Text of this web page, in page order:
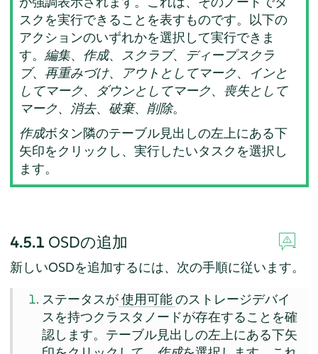
スクを実行できることを表すものです。以下の
アクションのいずれかを選択して実行できま
す。編集、 作成、 スクラブ、 ディープスクラ
ブ、 再重みづけ、 アウトとしてマーク、
インと
してマーク、 ダウンとしてマーク、 喪失として
マーク、 消去、 破棄、 削除。
作成ボタン隣のテーブル見出しの左上にある下
矢印をクリックし、実行したいタスクを選択し
ます。
4.5.1 OSDの追加
新しいOSDを追加するには、次の手順に従います。
ステータスが使用可能のストレージデバイ
スを持つクラスタノードが存在することを確
認します。テーブル見出しの左上にある下矢